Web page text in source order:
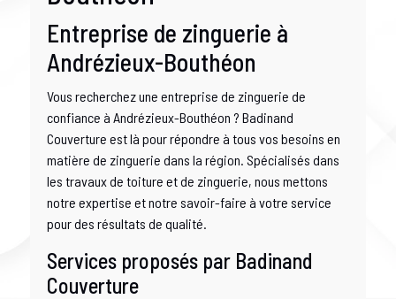
Entreprise de zinguerie à
Andrézieux-Bouthéon
Vous recherchez une entreprise de zinguerie de
confiance à Andrézieux-Bouthéon ? Badinand
Couverture est là pour répondre à tous vos besoins en
matière de zinguerie dans la région. Spécialisés dans
les travaux de toiture et de zinguerie, nous mettons
notre expertise et notre savoir-faire à votre service
pour des résultats de qualité.
Services proposés par Badinand
Couverture